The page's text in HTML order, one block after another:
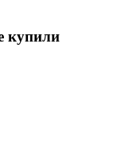
купили